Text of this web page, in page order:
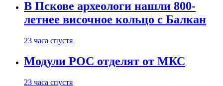
В Пскове археологи нашли 800-
летнее височное кольцо с Балкан
23 часа спустя
Модули РОС отделят от МКС
23 часа спустя